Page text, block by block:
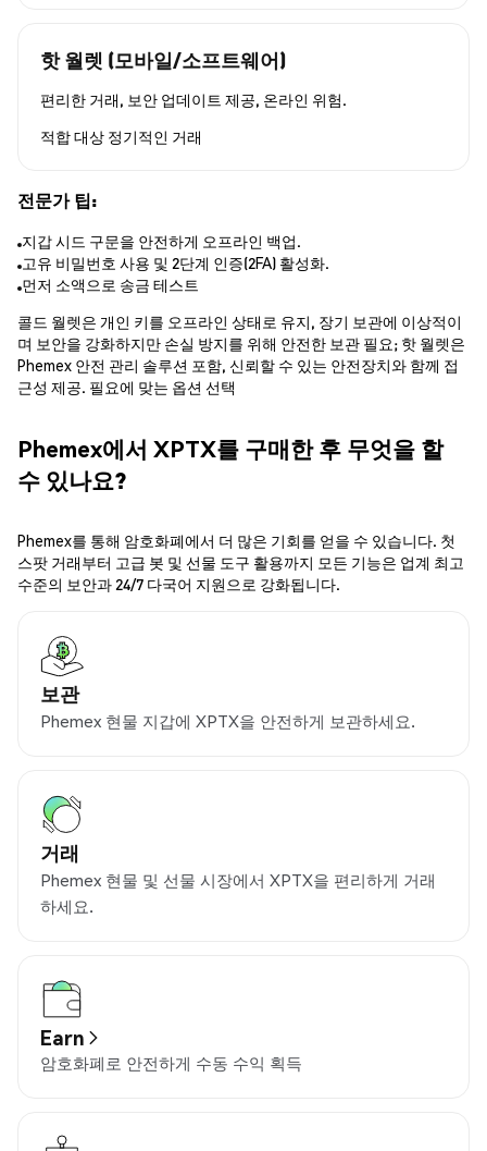
핫 월렛 (모바일/소프트웨어)
편리한 거래, 보안 업데이트 제공, 온라인 위험.
적합 대상 정기적인 거래
전문가 팁:
지갑 시드 구문을 안전하게 오프라인 백업.
고유 비밀번호 사용 및 2단계 인증(2FA) 활성화.
먼저 소액으로 송금 테스트
콜드 월렛은 개인 키를 오프라인 상태로 유지, 장기 보관에 이상적이
며 보안을 강화하지만 손실 방지를 위해 안전한 보관 필요; 핫 월렛은
Phemex 안전 관리 솔루션 포함, 신뢰할 수 있는 안전장치와 함께 접
근성 제공. 필요에 맞는 옵션 선택
Phemex에서 XPTX를 구매한 후 무엇을 할
수 있나요?
Phemex를 통해 암호화폐에서 더 많은 기회를 얻을 수 있습니다. 첫
스팟 거래부터 고급 봇 및 선물 도구 활용까지 모든 기능은 업계 최고
수준의 보안과 24/7 다국어 지원으로 강화됩니다.
보관
Phemex 현물 지갑에 XPTX을 안전하게 보관하세요.
거래
Phemex 현물 및 선물 시장에서 XPTX을 편리하게 거래
하세요.
Earn
암호화폐로 안전하게 수동 수익 획득